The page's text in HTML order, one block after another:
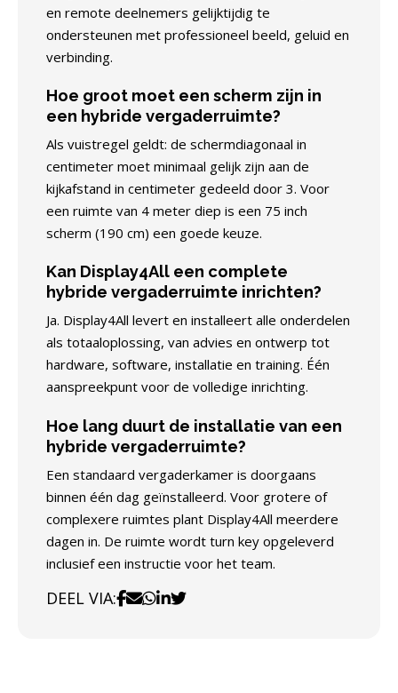
en remote deelnemers gelijktijdig te
ondersteunen met professioneel beeld, geluid en
verbinding.
Hoe groot moet een scherm zijn in
een hybride vergaderruimte?
Als vuistregel geldt: de schermdiagonaal in
centimeter moet minimaal gelijk zijn aan de
kijkafstand in centimeter gedeeld door 3. Voor
een ruimte van 4 meter diep is een 75 inch
scherm (190 cm) een goede keuze.
Kan Display4All een complete
hybride vergaderruimte inrichten?
Ja. Display4All levert en installeert alle onderdelen
als totaaloplossing, van advies en ontwerp tot
hardware, software, installatie en training. Één
aanspreekpunt voor de volledige inrichting.
Hoe lang duurt de installatie van een
hybride vergaderruimte?
Een standaard vergaderkamer is doorgaans
binnen één dag geïnstalleerd. Voor grotere of
complexere ruimtes plant Display4All meerdere
dagen in. De ruimte wordt turn key opgeleverd
inclusief een instructie voor het team.
DEEL VIA: